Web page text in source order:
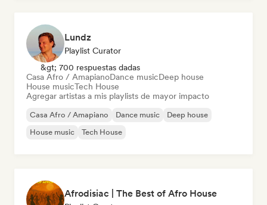
Lundz
Playlist Curator
&gt; 700 respuestas dadas
Casa Afro / AmapianoDance musicDeep house
House musicTech House
Agregar artistas a mis playlists de mayor impacto
Casa Afro / Amapiano Dance music
Deep house
House music
Tech House
Afrodisiac | The Best of Afro House